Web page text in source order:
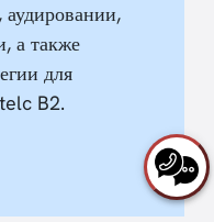
а также
для
B2.